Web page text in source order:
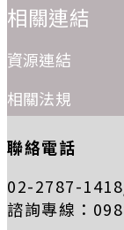
相關連結
資源連結
相關法規
聯絡電話
02-2787-
諮詢專線：